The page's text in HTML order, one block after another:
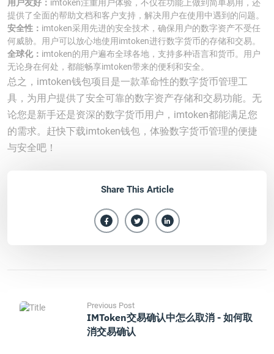
用户友好： imtoken注重用户体验，不仅在功能上做到简单易用，还
提供了全面的帮助文档和客户支持，解决用户在使用中遇到的问题。
安全性： imtoken采用先进的安全技术，确保用户的数字资产不受任
何威胁。用户可以放心地使用imtoken进行数字货币的存储和交易。
全球化： imtoken的用户遍布全球各地，支持多种语言和货币。用户
无论身在何处，都能畅享imtoken带来的便利和安全。
总之，imtoken钱包项目是一款革命性的数字货币管理工
具，为用户提供了安全可靠的数字资产存储和交易功能。无
论您是新手还是资深的数字货币用户，imtoken都能满足您
的需求。赶快下载imtoken钱包，体验数字货币管理的便捷
与安全吧！
Share This Article
Previous Post
IMToken交易确认中怎么取消 - 如何取
消交易确认